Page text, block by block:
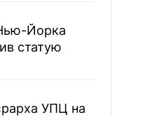
Йорка
статую
УПЦ на